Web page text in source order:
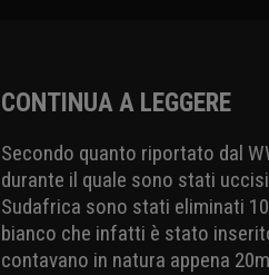
CONTINUA A LEGGERE
Secondo quanto riportato dal
durante il quale sono stati
Sudafrica sono stati eliminati
bianco che infatti è stato
contavano in natura appena